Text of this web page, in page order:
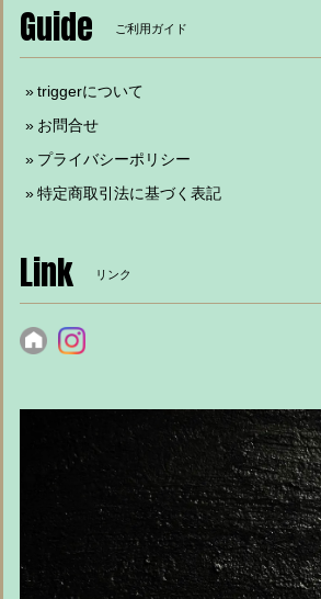
Guide ご利用ガイド
triggerについて
お問合せ
プライバシーポリシー
特定商取引法に基づく表記
Link リンク